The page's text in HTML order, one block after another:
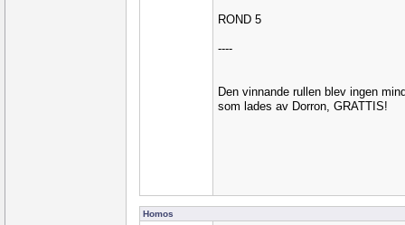
ROND 5
----
Den vinnande rullen blev ingen
som lades av Dorron, GRATTIS!
Homos